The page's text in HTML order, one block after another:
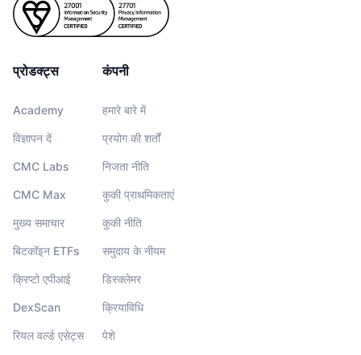
प्रोडक्ट्स
Academy
विज्ञापन दें
CMC Labs
CMC Max
मुख्य समाचार
बिटकॉइन ETFs
क्रिप्टो एपीआई
DexScan
रियल वर्ल्ड एसेट्स
कंपनी
हमारे बारे में
प्रयोग की शर्तों
निजता नीति
कुकी प्राथमिकताएं
कुकी नीति
समुदाय के नीयम
डिस्क्लेमर
क्रियाविधि
पेशे